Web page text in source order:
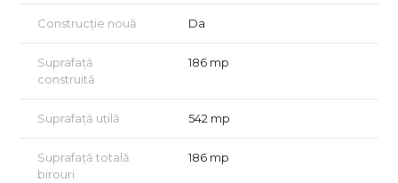
Suprafață desfășurată: 361,36 mp
Șopron
Suprafață: 151 mp
Ideal pentru depozitare, parcare utilaje sau activități auxiliare
Avantaje
Acces facil pentru TIR-uri și autoutilitare
Rampă pentru operațiuni logistice
Spații de birouri și vestiar
Curte și acces ușor pentru manevrarea mărfurilor
Construcție nouă Da
Suprafață
construită
186 mp
Suprafață utilă 542 mp
Suprafață totală
birouri
186 mp